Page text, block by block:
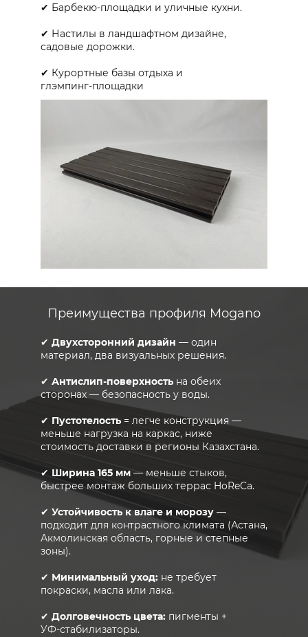
✔ Барбекю‑площадки и уличные кухни.
✔ Настилы в ландшафтном дизайне,
садовые дорожки.
✔ Курортные базы отдыха и
глэмпинг‑площадки
Преимущества профиля Mogano
✔ Двухсторонний дизайн — один
материал, два визуальных решения.
✔ Антислип‑поверхность на обеих
сторонах — безопасность у воды.
✔ Пустотелость = легче конструкция —
меньше нагрузка на каркас, ниже
стоимость доставки в регионы Казахстана.
✔ Ширина 165 мм — меньше стыков,
быстрее монтаж больших террас HoReCa.
✔ Устойчивость к влаге и морозу —
подходит для контрастного климата (Астана,
Акмолинская область, горные и степные
зоны).
✔ Минимальный уход: не требует
покраски, масла или лака.
✔ Долговечность цвета: пигменты +
УФ‑стабилизаторы.